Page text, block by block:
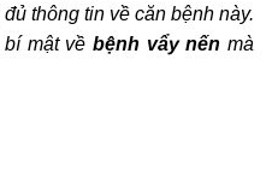
thông tin về căn bệnh này.
bí mật vềbệnh vẩy nến mà